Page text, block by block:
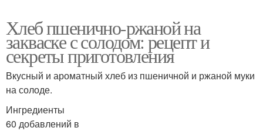
Хлеб пшенично-ржаной на
закваске с солодом: рецепт и
секреты приготовления
Вкусный и ароматный хлеб из пшеничной и ржаной муки
на солоде.
Ингредиенты
60 добавлений в